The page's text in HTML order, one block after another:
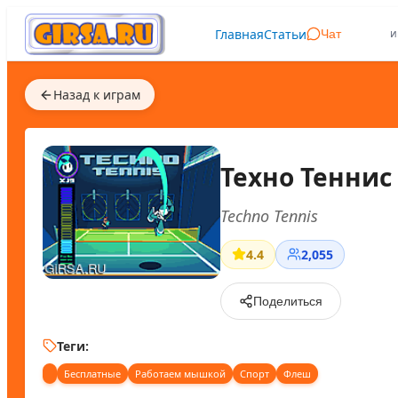
ГлавнаяСтатьи Чат
Назад к играм
Техно Теннис
Techno Tennis
4.4 2,055
Поделиться
Теги:
Бесплатные Работаем мышкой Спорт Флеш